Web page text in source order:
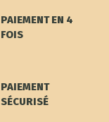
PAIEMENT EN 4
FOIS
PAIEMENT
SÉCURISÉ